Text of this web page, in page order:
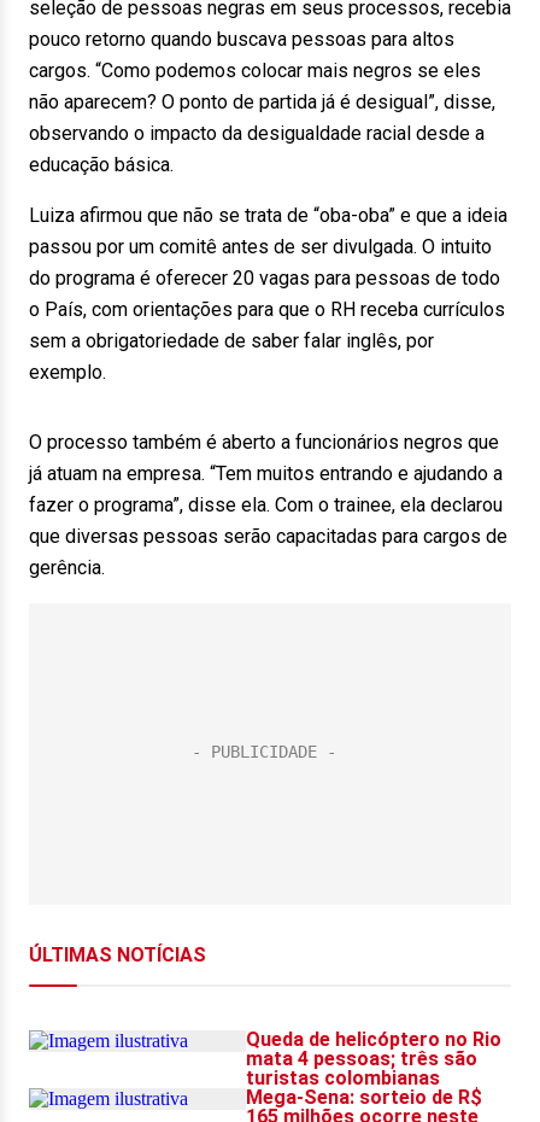
seleção de pessoas negras em seus processos, recebia
pouco retorno quando buscava pessoas para altos
cargos. “Como podemos colocar mais negros se eles
não aparecem? O ponto de partida já é desigual”, disse,
observando o impacto da desigualdade racial desde a
educação básica.
Luiza afirmou que não se trata de “oba-oba” e que a ideia
passou por um comitê antes de ser divulgada. O intuito
do programa é oferecer 20 vagas para pessoas de todo
o País, com orientações para que o RH receba currículos
sem a obrigatoriedade de saber falar inglês, por
exemplo.
O processo também é aberto a funcionários negros que
já atuam na empresa. “Tem muitos entrando e ajudando a
fazer o programa”, disse ela. Com o trainee, ela declarou
que diversas pessoas serão capacitadas para cargos de
gerência.